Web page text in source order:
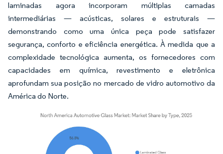
laminadas agora incorporam múltiplas camadas
intermediárias — acústicas, solares e estruturais —
demonstrando como uma única peça pode satisfazer
segurança, conforto e eficiência energética. À medida que a
complexidade tecnológica aumenta, os fornecedores com
capacidades em química, revestimento e eletrônica
aprofundam sua posição no mercado de vidro automotivo da
América do Norte.